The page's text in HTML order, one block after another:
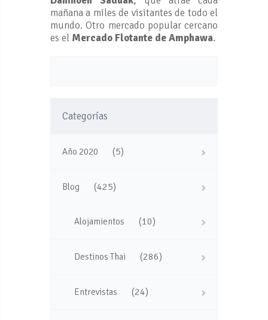
mañana a miles de visitantes de todo el
mundo. Otro mercado popular cercano
es el Mercado Flotante de Amphawa.
Categorías
Año 2020 (5)
Blog (425)
Alojamientos (10)
Destinos Thai (286)
Entrevistas (24)